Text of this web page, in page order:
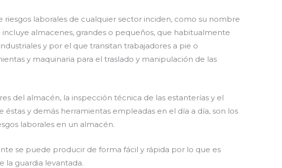
riesgos laborales de cualquier sector inciden, como su nombre
incluye almacenes, grandes o pequeños, que habitualmente
y por el que transitan trabajadores a pie o
y maquinaria para el traslado y manipulación de las
del almacén, la inspección técnica de las estanterías y el
y demás herramientas empleadas en el día a día, son los
laborales en un almacén.
se puede producir de forma fácil y rápida por lo que es
guardia levantada.